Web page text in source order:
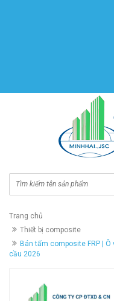
Trang chủ
Thiết bị composite
Bán tấm composite FRP |
cầu 2026